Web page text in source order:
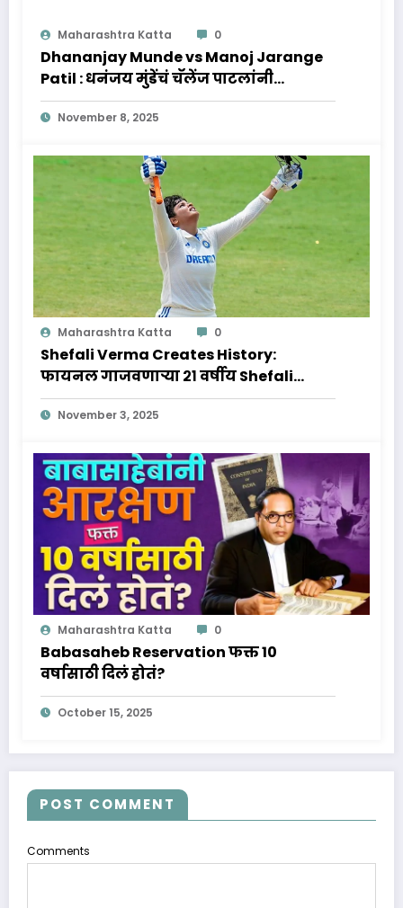
Maharashtra Katta 0
Dhananjay Munde vs Manoj Jarange
Patil : धनंजय मुंडेंचं चॅलेंज पाटलांनी
स्विकारलं, पुढे काय होणार?
November 8, 2025
Maharashtra Katta 0
Shefali Verma Creates History:
फायनल गाजवणाऱ्या २१ वर्षीय Shefali
Verma वर्माचा आणि जिवनप्रवास क्रिकेट
विश्वातील नवा तारा!
November 3, 2025
Maharashtra Katta 0
Babasaheb Reservation फक्त 10
वर्षासाठी दिलं होतं?
October 15, 2025
POST COMMENT
Comments